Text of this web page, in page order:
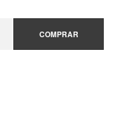
COMPRAR